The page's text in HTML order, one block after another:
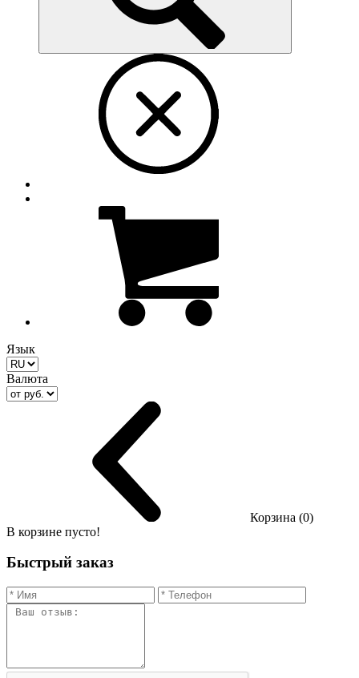
Язык
Валюта
Корзина (0)
В корзине пусто!
Быстрый заказ